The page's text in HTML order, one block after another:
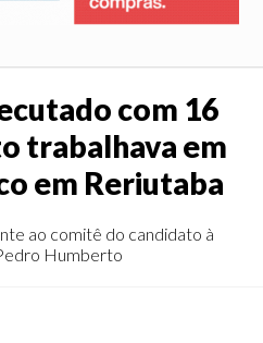
com 16
trabalhava em
em Reriutaba
ao comitê do candidato à
Humberto